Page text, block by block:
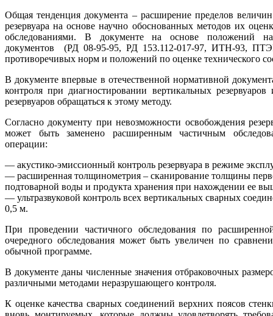
Общая тенденция документа – расширение пределов
резервуара на основе научно обоснованных методов их
обследованиями. В документе на основе положений
документов (РД 08-95-95, РД 153.112-017-97, ИТН-93,
противоречивых норм и положений по оценке технического
В документе впервые в отечественной нормативной
контроля при диагностировании вертикальных
резервуаров обращаться к этому методу.
Согласно документу при невозможности освобождения
может быть заменено расширенным частичным
операции:
— акустико-эмиссионный контроль резервуара в режиме
— расширенная толщинометрия – сканирование толщины
подтоварной воды и продукта хранения при нахождении ее
— ультразвуковой контроль всех вертикальных сварных
0,5 м.
При проведении частичного обследования по
очередного обследования может быть увеличен по
обычной программе.
В документе даны численные значения отбраковочных
различными методами неразрушающего контроля.
К оценке качества сварных соединений верхних поясов